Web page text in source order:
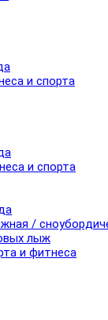
и спорта
и спорта
/
лыж
и фитнеса